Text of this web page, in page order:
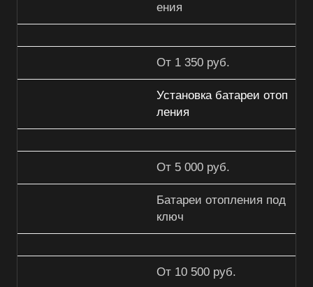
ения
От 1 350 руб.
Установка батареи отоп
ления
От 5 000 руб.
Батареи отопления под
ключ
От 10 500 руб.